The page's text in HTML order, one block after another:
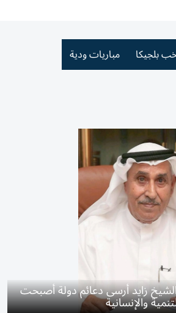
بلجيكا مباريات ودية
زايد أرسى دعائم دولة أصبحت
والإنسانية